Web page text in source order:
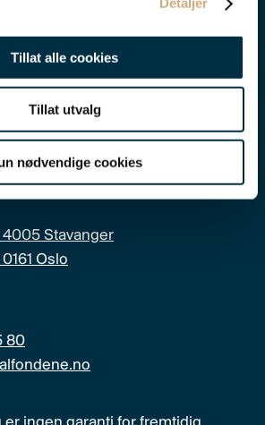
Tillat alle cookies
Tillat utvalg
nødvendige cookies
Stavanger
Oslo
80